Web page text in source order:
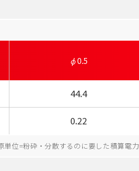
0.5
44.4
0.22
単位=粉砕・分散するのに要した積算電